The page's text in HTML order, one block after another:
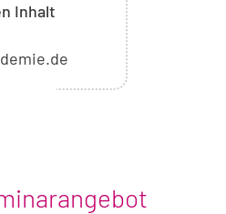
Inhalt